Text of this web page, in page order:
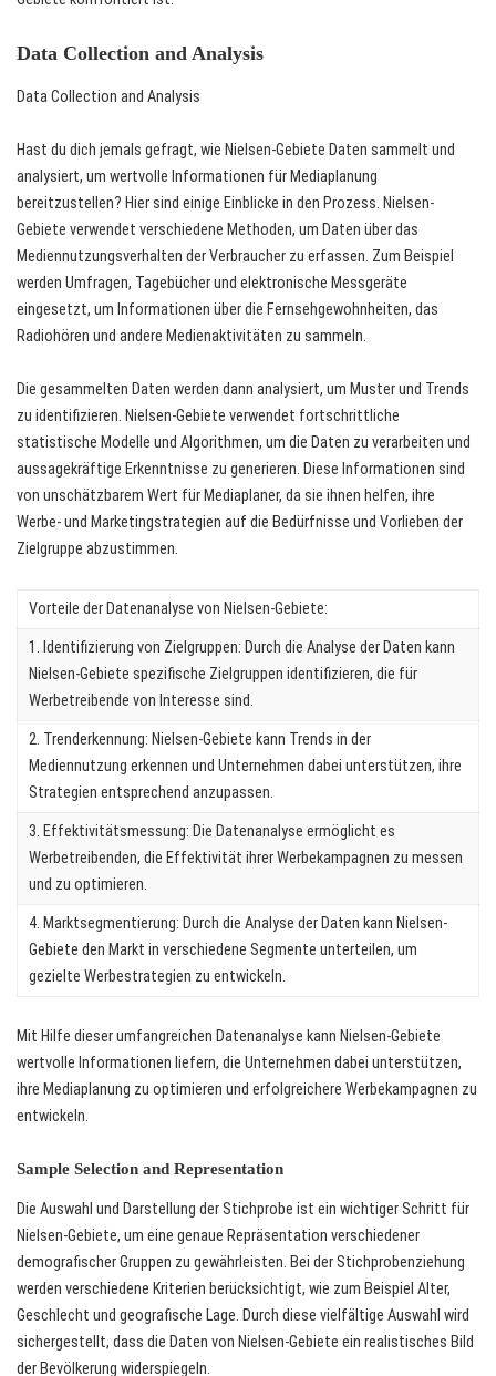
Data Collection and Analysis
Data Collection and Analysis
Hast du dich jemals gefragt, wie Nielsen-Gebiete Daten sammelt und
analysiert, um wertvolle Informationen für Mediaplanung
bereitzustellen? Hier sind einige Einblicke in den Prozess. Nielsen-
Gebiete verwendet verschiedene Methoden, um Daten über das
Mediennutzungsverhalten der Verbraucher zu erfassen. Zum Beispiel
werden Umfragen, Tagebücher und elektronische Messgeräte
eingesetzt, um Informationen über die Fernsehgewohnheiten, das
Radiohören und andere Medienaktivitäten zu sammeln.
Die gesammelten Daten werden dann analysiert, um Muster und Trends
zu identifizieren. Nielsen-Gebiete verwendet fortschrittliche
statistische Modelle und Algorithmen, um die Daten zu verarbeiten und
aussagekräftige Erkenntnisse zu generieren. Diese Informationen sind
von unschätzbarem Wert für Mediaplaner, da sie ihnen helfen, ihre
Werbe- und Marketingstrategien auf die Bedürfnisse und Vorlieben der
Zielgruppe abzustimmen.
Vorteile der Datenanalyse von Nielsen-Gebiete:
1. Identifizierung von Zielgruppen: Durch die Analyse der Daten kann
Nielsen-Gebiete spezifische Zielgruppen identifizieren, die für
Werbetreibende von Interesse sind.
2. Trenderkennung: Nielsen-Gebiete kann Trends in der
Mediennutzung erkennen und Unternehmen dabei unterstützen, ihre
Strategien entsprechend anzupassen.
3. Effektivitätsmessung: Die Datenanalyse ermöglicht es
Werbetreibenden, die Effektivität ihrer Werbekampagnen zu messen
und zu optimieren.
4. Marktsegmentierung: Durch die Analyse der Daten kann Nielsen-
Gebiete den Markt in verschiedene Segmente unterteilen, um
gezielte Werbestrategien zu entwickeln.
Mit Hilfe dieser umfangreichen Datenanalyse kann Nielsen-Gebiete
wertvolle Informationen liefern, die Unternehmen dabei unterstützen,
ihre Mediaplanung zu optimieren und erfolgreichere Werbekampagnen zu
entwickeln.
Sample Selection and Representation
Die Auswahl und Darstellung der Stichprobe ist ein wichtiger Schritt für
Nielsen-Gebiete, um eine genaue Repräsentation verschiedener
demografischer Gruppen zu gewährleisten. Bei der Stichprobenziehung
werden verschiedene Kriterien berücksichtigt, wie zum Beispiel Alter,
Geschlecht und geografische Lage. Durch diese vielfältige Auswahl wird
sichergestellt, dass die Daten von Nielsen-Gebiete ein realistisches Bild
der Bevölkerung widerspiegeln.